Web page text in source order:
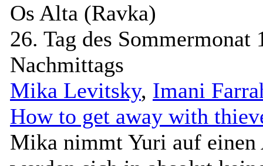
Os Alta (Ravka)
26. Tag des Sommermonat
Nachmittags
Mika Levitsky, Imani
How to get away with
Mika nimmt Yuri auf